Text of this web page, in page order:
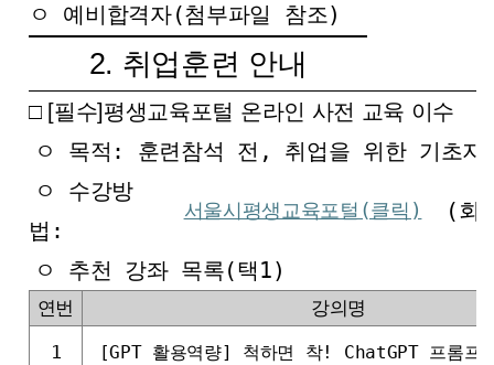
ㅇ 예비합격자(첨부파일 참조)
2. 취업훈련 안내
□ [필수]평생교육포털 온라인 사전 교육 이수
ㅇ 목적: 훈련참석 전, 취업을 위한 기초
ㅇ 수강방
법:
서울시평생교육포털(클릭) (회
ㅇ 추천 강좌 목록(택1)
연번
강의명
1
[GPT 활용역량] 척하면 착! ChatGPT 프롬프